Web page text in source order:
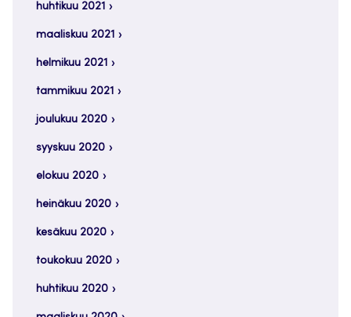
huhtikuu 2021
maaliskuu 2021
helmikuu 2021
tammikuu 2021
joulukuu 2020
syyskuu 2020
elokuu 2020
heinäkuu 2020
kesäkuu 2020
toukokuu 2020
huhtikuu 2020